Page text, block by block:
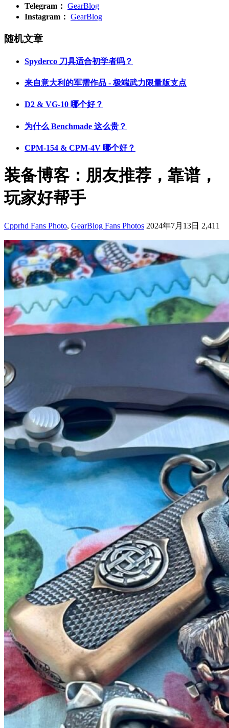
Telegram： GearBlog
Instagram： GearBlog
随机文章
Spyderco 刀具适合初学者吗？
来自意大利的军需作品 - 极端武力限量版支点
D2 & VG-10 哪个好？
为什么 Benchmade 这么贵？
CPM-154 & CPM-4V 哪个好？
装备博客：朋友推荐，靠谱，
玩家好帮手
Cpprhd Fans Photo, GearBlog Fans Photos 2024年7月13日 2,411